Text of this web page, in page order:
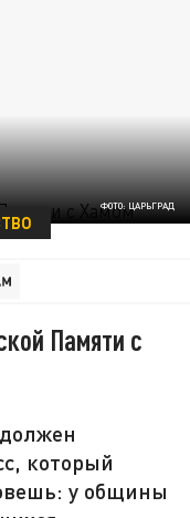
ФОТО: ЦАРЬГРАД
Памяти с
который
у общины